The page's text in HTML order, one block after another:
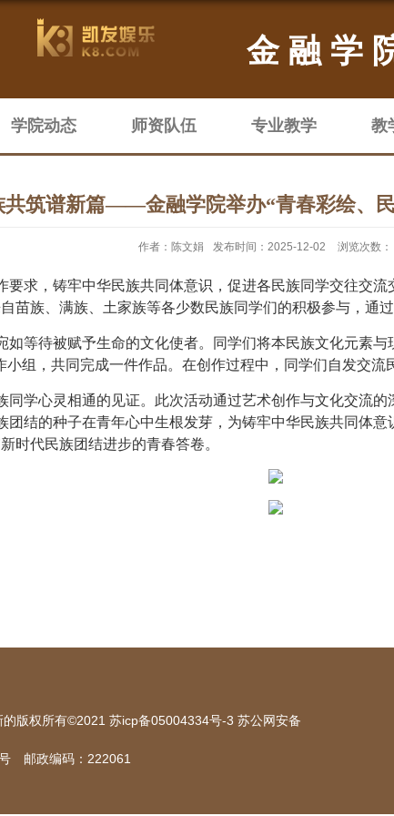
金融学
学院动态 师资队伍 专业教学 教
共筑谱新篇——金融学院举办“青春彩绘、
作者：陈文娟 发布时间：2025-12-02 浏览次数：
求，铸牢中华民族共同体意识，促进各民族同学交往交流
苗族、满族、土家族等各少数民族同学们的积极参与，通
如等待被赋予生命的文化使者。同学们将本民族文化元素
组，共同完成一件作品。在创作过程中，同学们自发交流
同学心灵相通的见证。此次活动通过艺术创作与文化交流
结的种子在青年心中生根发芽，为铸牢中华民族共同体意
时代民族团结进步的青春答卷。
版权所有©2021 苏icp备05004334号-3 苏公网安备
邮政编码：222061